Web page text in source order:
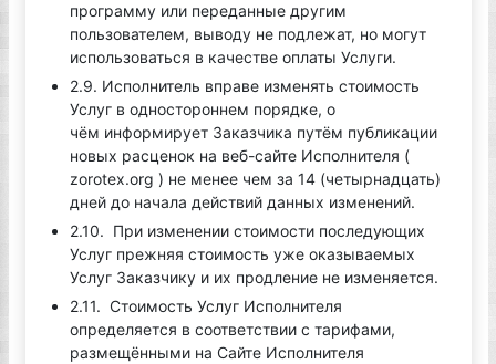
программу или переданные другим
пользователем, выводу не подлежат, но могут
использоваться в качестве оплаты Услуги.
2.9. Исполнитель вправе изменять стоимость
Услуг в одностороннем порядке, о
чём информирует Заказчика путём публикации
новых расценок на веб-сайте Исполнителя (
zorotex.org ) не менее чем за 14 (четырнадцать)
дней до начала действий данных изменений.
2.10. При изменении стоимости последующих
Услуг прежняя стоимость уже оказываемых
Услуг Заказчику и их продление не изменяется.
2.11. Стоимость Услуг Исполнителя
определяется в соответствии с тарифами,
размещёнными на Сайте Исполнителя